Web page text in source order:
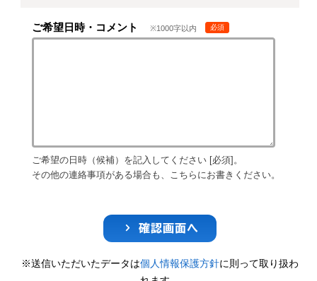
ご希望日時・コメント ※1000字以内 必須
ご希望の日時（候補）を記入してください [必須]。
その他の連絡事項がある場合も、こちらにお書きください。
確認画面へ
※送信いただいたデータは個人情報保護方針に則って取り扱わ